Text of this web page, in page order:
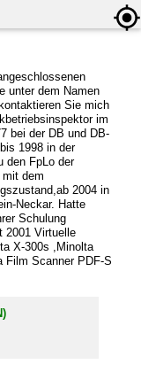
unter dem Namen
Sie mich
im
bei der DB und DB-
1998 in der
den FpLo der
dem
2004 in
Neckar. Hatte
Schulung
2001 Virtuelle
X-300s ,Minolta
Film Scanner PDF-S